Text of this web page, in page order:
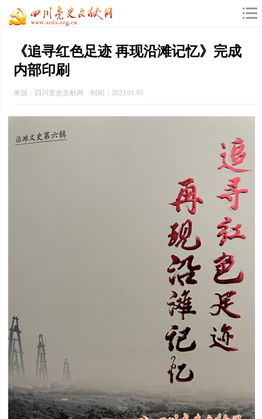
《追寻红色足迹 再现沿滩记忆》完成
内部印刷
来源：四川党史文献网 时间：2023.01.05